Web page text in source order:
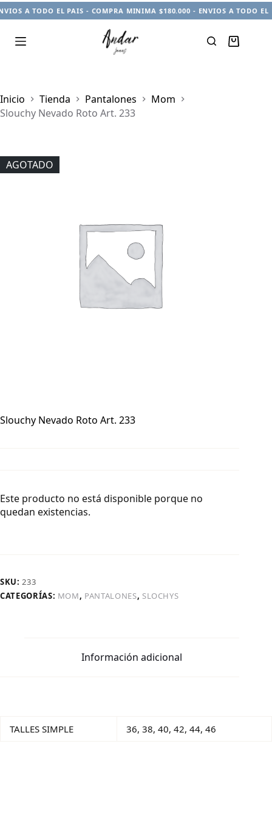
A TODO EL PAIS - COMPRA MINIMA $180.000 - ENVIOS A TODO EL
Carro
Inicio
Tienda Pantalones
Mom
Slouchy Nevado Roto Art. 233
AGOTADO
Slouchy Nevado Roto Art. 233
Este producto no está disponible porque no
quedan existencias.
SKU:233
CATEGORÍAS: MOM, PANTALONES, SLOCHYS
Información adicional
TALLES SIMPLE 36, 38, 40, 42, 44, 46